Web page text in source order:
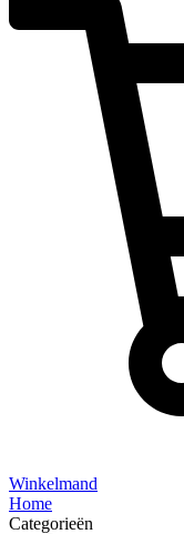
Winkelmand
Home
Categorieën